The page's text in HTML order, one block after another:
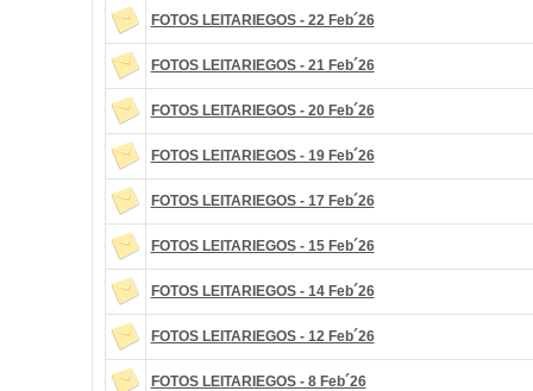
FOTOS LEITARIEGOS - 22 Feb´26
FOTOS LEITARIEGOS - 21 Feb´26
FOTOS LEITARIEGOS - 20 Feb´26
FOTOS LEITARIEGOS - 19 Feb´26
FOTOS LEITARIEGOS - 17 Feb´26
FOTOS LEITARIEGOS - 15 Feb´26
FOTOS LEITARIEGOS - 14 Feb´26
FOTOS LEITARIEGOS - 12 Feb´26
FOTOS LEITARIEGOS - 8 Feb´26